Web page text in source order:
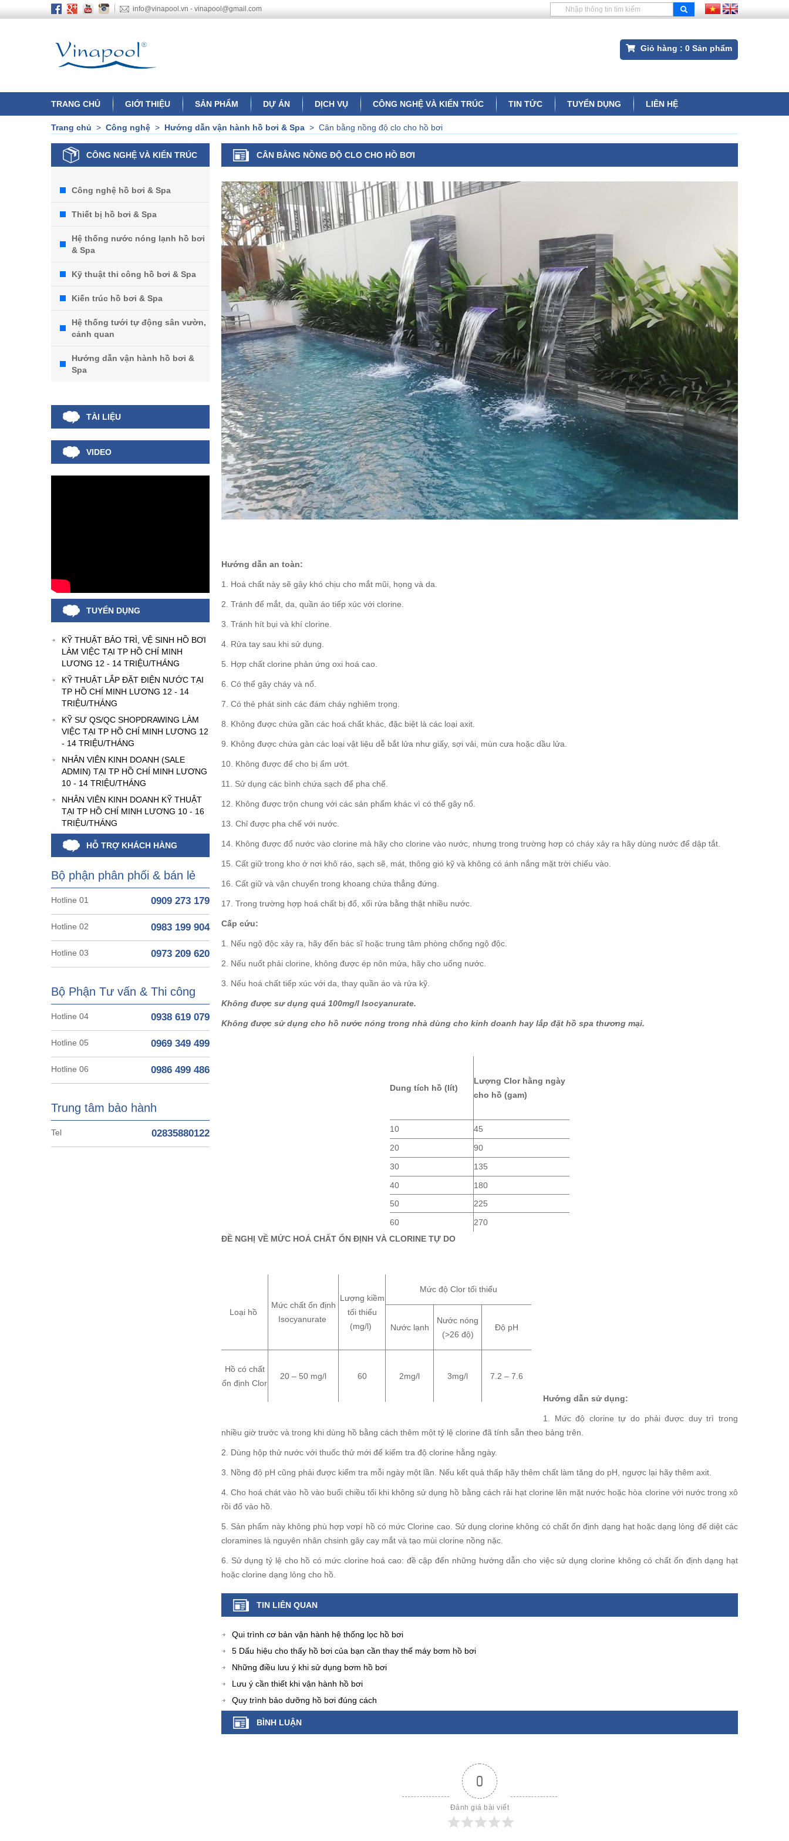
info@vinapool.vn - vinapool@gmail.com
Giỏ hàng : 0 Sản phẩm
TRANG CHỦ GIỚI THIỆU SẢN PHẨM DỰ ÁN DỊCH VỤ CÔNG NGHỆ VÀ KIẾN TRÚC TIN TỨC TUYỂN DỤNG LIÊN HỆ
Trang chủ > Công nghệ > Hướng dẫn vận hành hồ bơi & Spa > Cân bằng nồng độ clo cho hồ bơi
CÔNG NGHỆ VÀ KIẾN TRÚC
Công nghệ hồ bơi & Spa
Thiết bị hồ bơi & Spa
Hệ thống nước nóng lạnh hồ bơi
& Spa
Kỹ thuật thi công hồ bơi & Spa
Kiến trúc hồ bơi & Spa
Hệ thống tưới tự động sân vườn,
cảnh quan
Hướng dẫn vận hành hồ bơi &
Spa
TÀI LIỆU
VIDEO
TUYỂN DỤNG
KỸ THUẬT BẢO TRÌ, VỆ SINH HỒ BƠI
LÀM VIỆC TẠI TP HỒ CHÍ MINH
LƯƠNG 12 - 14 TRIỆU/THÁNG
KỸ THUẬT LẮP ĐẶT ĐIỆN NƯỚC TẠI
TP HỒ CHÍ MINH LƯƠNG 12 - 14
TRIỆU/THÁNG
KỸ SƯ QS/QC SHOPDRAWING LÀM
VIỆC TẠI TP HỒ CHÍ MINH LƯƠNG 12
- 14 TRIỆU/THÁNG
NHÂN VIÊN KINH DOANH (SALE
ADMIN) TẠI TP HỒ CHÍ MINH LƯƠNG
10 - 14 TRIỆU/THÁNG
NHÂN VIÊN KINH DOANH KỸ THUẬT
TẠI TP HỒ CHÍ MINH LƯƠNG 10 - 16
TRIỆU/THÁNG
HỖ TRỢ KHÁCH HÀNG
Bộ phận phân phối & bán lẻ
Hotline 01 0909 273 179
Hotline 02 0983 199 904
Hotline 03 0973 209 620
Bộ Phận Tư vấn & Thi công
Hotline 04 0938 619 079
Hotline 05 0969 349 499
Hotline 06 0986 499 486
Trung tâm bảo hành
Tel 02835880122
CÂN BẰNG NỒNG ĐỘ CLO CHO HỒ BƠI
Hướng dẫn an toàn:
1. Hoá chất này sẽ gây khó chịu cho mắt mũi, họng và da.
2. Tránh để mắt, da, quần áo tiếp xúc với clorine.
3. Tránh hít bụi và khí clorine.
4. Rửa tay sau khi sử dụng.
5. Hợp chất clorine phản ứng oxi hoá cao.
6. Có thể gây cháy và nổ.
7. Có thẻ phát sinh các đám cháy nghiêm trọng.
8. Không được chứa gần các hoá chất khác, đặc biệt là các loại axit.
9. Không được chứa gàn các loại vật liệu dễ bắt lửa như giấy, sợi vải, mùn cưa hoặc dầu lửa.
10. Không được để cho bị ẩm ướt.
11. Sử dụng các bình chứa sạch để pha chế.
12. Không được trộn chung với các sản phẩm khác vì có thể gây nổ.
13. Chỉ được pha chế với nước.
14. Không được đổ nước vào clorine mà hãy cho clorine vào nước, nhưng trong trường hơp có cháy xảy ra hãy dùng nước để dập tắt.
15. Cất giữ trong kho ở nơi khô ráo, sạch sẽ, mát, thông gió kỹ và không có ánh nắng mặt trời chiếu vào.
16. Cất giữ và vận chuyển trong khoang chứa thẳng đứng.
17. Trong trường hợp hoá chất bị đổ, xối rửa bằng thật nhiều nước.
Cấp cứu:
1. Nếu ngộ độc xảy ra, hãy đến bác sĩ hoặc trung tâm phòng chống ngộ độc.
2. Nếu nuốt phải clorine, không được ép nôn mửa, hãy cho uống nước.
3. Nếu hoá chất tiếp xúc với da, thay quần áo và rửa kỹ.
Không được sư dụng quá 100mg/l Isocyanurate.
Không được sử dụng cho hồ nước nóng trong nhà dùng cho kinh doanh hay lắp đặt hồ spa thương mại.
Dung tích hồ (lít)
Lượng Clor hằng ngày
cho hồ (gam)
10
45
20
90
30
135
40
180
50
225
60
270
ĐỀ NGHỊ VỀ MỨC HOÁ CHẤT ỔN ĐỊNH VÀ CLORINE TỰ DO
Loại hồ
Mức chất ổn định
Isocyanurate
Lượng kiềm
tối thiểu
(mg/l)
Mức độ Clor tối thiểu
Nước lạnh
Nước nóng
(>26 độ)
Độ pH
Hồ có chất
ổn định Clor
20 – 50 mg/l 60 2mg/l 3mg/l 7.2 – 7.6
Hướng dẫn sử dụng:
1. Mức độ clorine tự do phải được duy trì trong
nhiều giờ trước và trong khi dùng hồ bằng cách thêm một tỷ lệ clorine đã tính sẵn theo bảng trên.
2. Dùng hộp thử nước với thuốc thử mới để kiểm tra độ clorine hằng ngày.
3. Nồng độ pH cũng phải được kiểm tra mỗi ngày một lần. Nếu kết quả thấp hãy thêm chất làm tăng do pH, ngược lại hãy thêm axit.
4. Cho hoá chát vào hồ vào buổi chiều tối khi không sử dụng hồ bằng cách rải hạt clorine lên mặt nước hoặc hòa clorine với nước trong xô
rồi đổ vào hồ.
5. Sản phẩm này không phù hợp vơpí hồ có mức Clorine cao. Sử dụng clorine không có chất ổn định dạng hạt hoặc dạng lỏng để diệt các
cloramines là nguyên nhân chsinh gây cay mắt và tạo mùi clorine nồng nặc.
6. Sử dụng tỷ lệ cho hồ có mức clorine hoá cao: đề cập đến những hướng dẫn cho việc sử dụng clorine không có chất ổn định dạng hạt
hoặc clorine dạng lỏng cho hồ.
TIN LIÊN QUAN
Qui trình cơ bản vận hành hệ thống lọc hồ bơi
5 Dấu hiệu cho thấy hồ bơi của bạn cần thay thế máy bơm hồ bơi
Những điều lưu ý khi sử dụng bơm hồ bơi
Lưu ý cần thiết khi vận hành hồ bơi
Quy trình bảo dưỡng hồ bơi đúng cách
BÌNH LUẬN
0
Đánh giá bài viết